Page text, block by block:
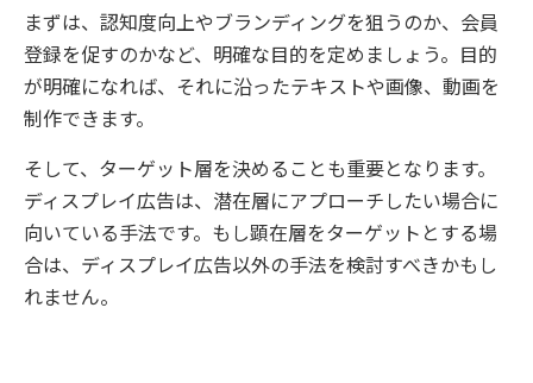
まずは、認知度向上やブランディングを狙うのか、会員
登録を促すのかなど、明確な目的を定めましょう。目的
が明確になれば、それに沿ったテキストや画像、動画を
制作できます。
そして、ターゲット層を決めることも重要となります。
ディスプレイ広告は、潜在層にアプローチしたい場合に
向いている手法です。もし顕在層をターゲットとする場
合は、ディスプレイ広告以外の手法を検討すべきかもし
れません。